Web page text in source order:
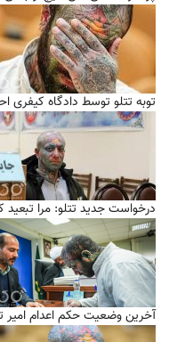
توبه تتلو توسط دادگاه کیفری
درخواست جدید تتلو: مرا تبعید
آخرین وضعیت حکم اعدام امیر